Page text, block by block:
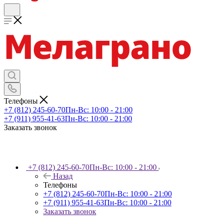
Телефоны
+7 (812) 245-60-70Пн-Вс: 10:00 - 21:00
+7 (911) 955-41-63Пн-Вс: 10:00 - 21:00
Заказать звонок
+7 (812) 245-60-70Пн-Вс: 10:00 - 21:00
Назад
Телефоны
+7 (812) 245-60-70Пн-Вс: 10:00 - 21:00
+7 (911) 955-41-63Пн-Вс: 10:00 - 21:00
Заказать звонок